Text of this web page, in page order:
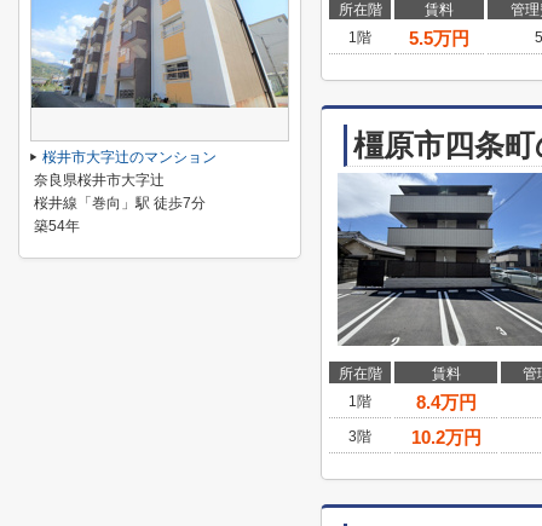
所在階 賃料
管
1階
5.5万円
橿原市四条
所在階 賃料
管
1階
8.4万円
3階 10.2万円
桜井市大字辻のマンション
奈良県桜井市大字辻
桜井線「巻向」駅 徒歩7分
築54年